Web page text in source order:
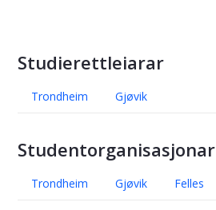
Studierettleiarar
Trondheim Gjøvik
Studentorganisasjonar
Trondheim Gjøvik Felles